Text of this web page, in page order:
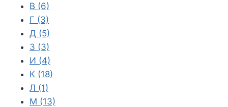
В (6)
Г (3)
Д (5)
З (3)
И (4)
К (18)
Л (1)
М (13)